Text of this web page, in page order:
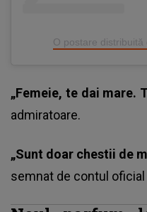
O postare
„Femeie, te dai mare.
admiratoare.
„Sunt doar chestii de
semnat de contul oficial